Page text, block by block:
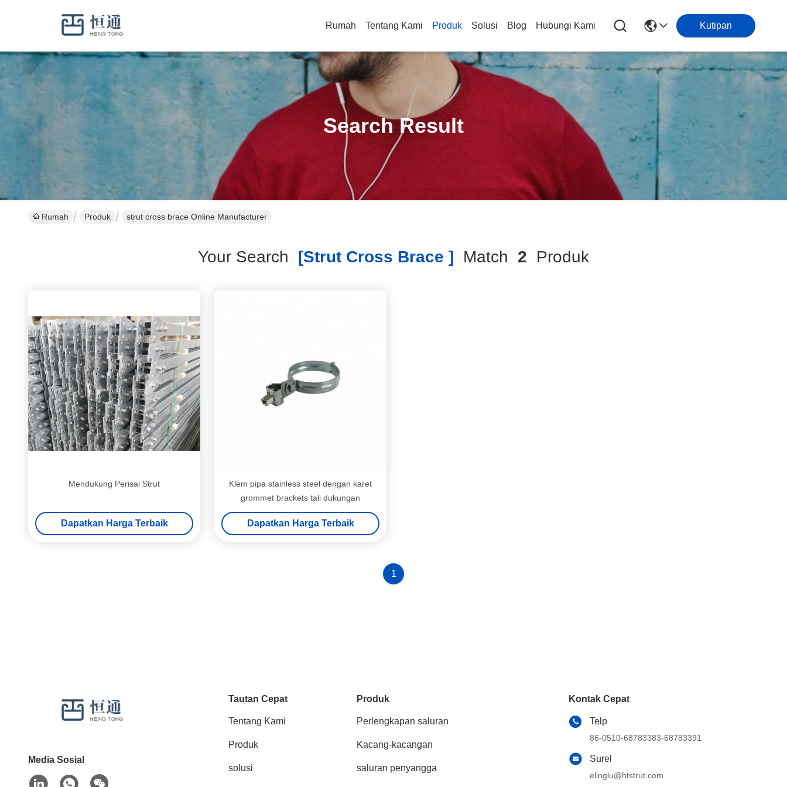
Rumah Tentang Kami Produk Solusi Blog Hubungi Kami Kutipan
Search Result
Rumah Produk strut cross brace Online Manufacturer
Your Search [strut Cross Brace ] Match 2 Produk
Mendukung Perisai Strut
Dapatkan Harga Terbaik
Klem pipa stainless steel dengan karet
grommet brackets tali dukungan
Dapatkan Harga Terbaik
1
Media Sosial
Tautan Cepat
Tentang Kami
Produk
solusi
Produk
Perlengkapan saluran
Kacang-kacangan
saluran penyangga
Kontak Cepat
Telp
86-0510-68783383-68783391
Surel
elinglu@htstrut.com